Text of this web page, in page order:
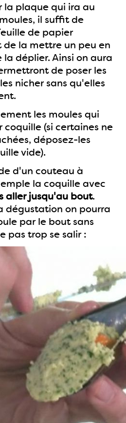
la plaque qui ira au
il suffit de
de papier
la mettre un peu en
la déplier. Ainsi on aura
de poser les
nicher sans qu'elles
les moules qui
coquille (si certaines ne
déposez-les
vide).
d'un couteau à
la coquille avec
aller jusqu'au bout.
dégustation on pourra
par le bout sans
pas trop se salir :